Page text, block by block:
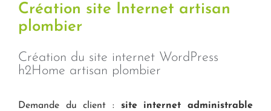
Création site Internet artisan
plombier
Création du site internet WordPress
h2Home artisan plombier
Demande du client : site internet administrable